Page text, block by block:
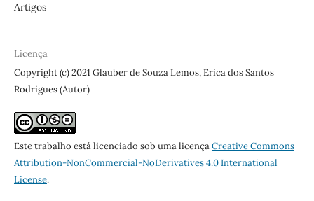
Artigos
Licença
Copyright (c) 2021 Glauber de Souza Lemos, Erica dos Santos
Rodrigues (Autor)
Este trabalho está licenciado sob uma licençaCreative Commons
Attribution-NonCommercial-NoDerivatives 4.0 International
License.